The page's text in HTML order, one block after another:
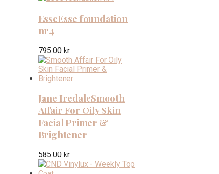
EsseEsse foundation
nr4
795.00 kr
Jane IredaleSmooth
Affair For Oily Skin
Facial Primer &
Brightener
585.00 kr